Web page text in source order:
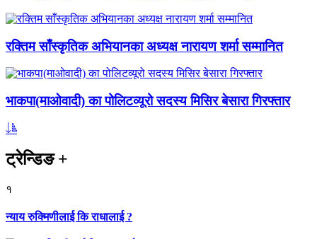
रक्तिम साँस्कृतिक अभियानका अध्यक्ष नारायण शर्मा सम्मानित
भाकपा(माओवादी) का पोलिटव्यूरो सदस्य मिसिर बेसारा गिरफ्तार
ट्रेन्डिङ+
१
न्याय रुक्मिणीलाई कि राधालाई ?